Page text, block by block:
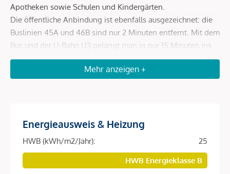
Apotheken sowie Schulen und Kindergärten.
Die öffentliche Anbindung ist ebenfalls ausgezeichnet: die
Buslinien 45A und 46B sind nur 2 Minuten entfernt. Mit dem
Bus und der U-Bahn U3 gelangt man in nur 15 Minuten ins
Stadtzentrum.
Kompakte 2 Zimmer Dachgeschoß Wohnung mit großem
Im beschaulichen Cottage-Viertel am Fuße des
Wilhelminenbergs entsteht in der Gallitzinstraße 12 in einer
Mehr anzeigen +
Energieausweis & Heizung
HWB (kWh/m2/Jahr):
25
HWB Energieklasse B